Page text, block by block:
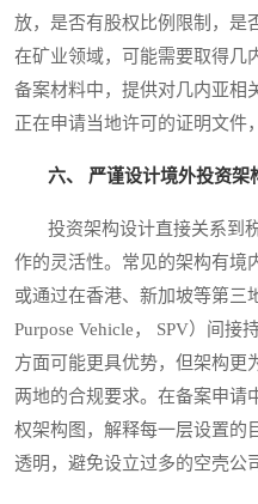
放，是否有股权比例限制，是
在矿业领域，可能需要取得几
备案材料中，提供对几内亚相
正在申请当地许可的证明文件
六、 严谨设计境外投资架
投资架构设计直接关系到
作的灵活性。常见的架构有境
或通过在香港、新加坡等第三
Purpose Vehicle， SPV）间接
方面可能更具优势，但架构更
两地的合规要求。在备案申请
权架构图，解释每一层设置的
透明，避免设立过多的空壳公